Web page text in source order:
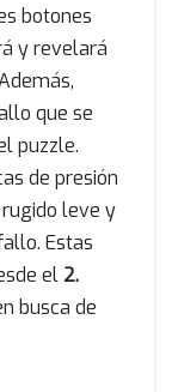
botones
y revelará
que se
puzzle.
de presión
leve y
Estas
el 2.
busca de